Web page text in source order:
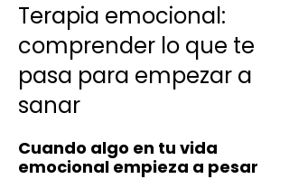
Terapia emocional:
comprender lo que te
pasa para empezar a
sanar
Cuando algo en tu vida
emocional empieza a pesar